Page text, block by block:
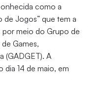
como a
de Jogos” que tem a
por meio do Grupo de
Games,
(GADGET). A
14 de maio, em